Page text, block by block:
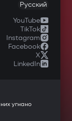
Русский
YouTube
TikTok
Instagram
Facebook
X
LinkedIn
них угнано